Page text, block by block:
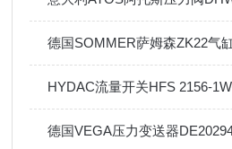
德国SOMMER萨姆森ZK22气
德国VEGA压力变送器